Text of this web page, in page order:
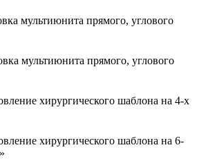
мультиюнита прямого, углового
мультиюнита прямого, углового
хирургического шаблона на 4-х
хирургического шаблона на 6-